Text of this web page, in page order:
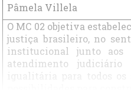
Pâmela Villela
O MC 02 objetiva
justiça brasileiro, no
institucional junto aos
atendimento
igualitária para todos os